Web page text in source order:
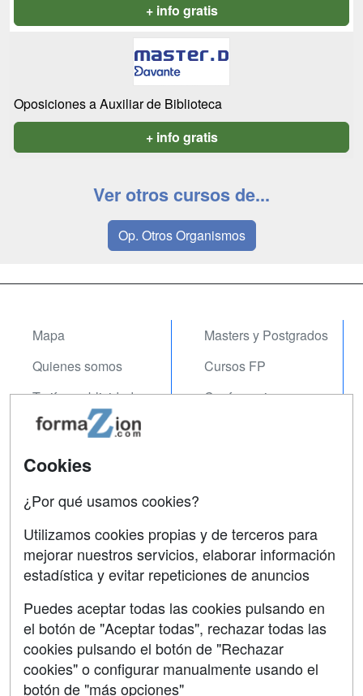
+ info gratis
Oposiciones a Auxiliar de Biblioteca
+ info gratis
Ver otros cursos de...
Op. Otros Organismos
Mapa
Quienes somos
Tarifas publicidad
Acceso Usuarios
Acceso Centros
Masters y Postgrados
Cursos FP
Conferencias
Contactar
Confidencialidad
Aviso legal
Copyleft
Cookies
¿Por qué usamos cookies?
Utilizamos cookies propias y de terceros para
mejorar nuestros servicios, elaborar información
estadística y evitar repeticiones de anuncios
Puedes aceptar todas las cookies pulsando en
el botón de "Aceptar todas", rechazar todas las
cookies pulsando el botón de "Rechazar
cookies" o configurar manualmente usando el
botón de "más opciones"